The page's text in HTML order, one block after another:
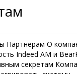
Партнерам О
Indeed AM и
секретам